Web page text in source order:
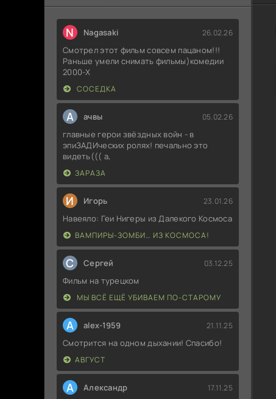
N Nagasaki 26.02.26
Смотрел этот фильм совсем пацаном!!!
Раньше умели снимать фильмы)комедии
2000-X
СОСЕДКА
А ачвы 05.02.26
главные герои звёздных войн - в
эпиЗАДИческих ролях! печально это
видеть((( а,
ЗАРАЗА
И Игорь 23.01.26
Навеяло: Геи Нигеры из Далекого Космоса
ВАМПИРЫ-ЗОМБИ… ИЗ КОСМОСА!
С Сергей 03.12.25
Фильм на турецком
МЫ ВСЁ ЕЩЁ УБИВАЕМ ПО-СТАРОМУ
A alex-1959 21.11.25
Смотрится на одном дыхании! Спасибо!
АВГУСТ
А Александр 17.11.25